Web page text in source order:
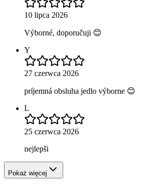
10 lipca 2026
Výborné, doporučuji 😊
Y
27 czerwca 2026
príjemná obsluha jedlo výborne 😊
L
25 czerwca 2026
nejlepši
Pokaż więcej